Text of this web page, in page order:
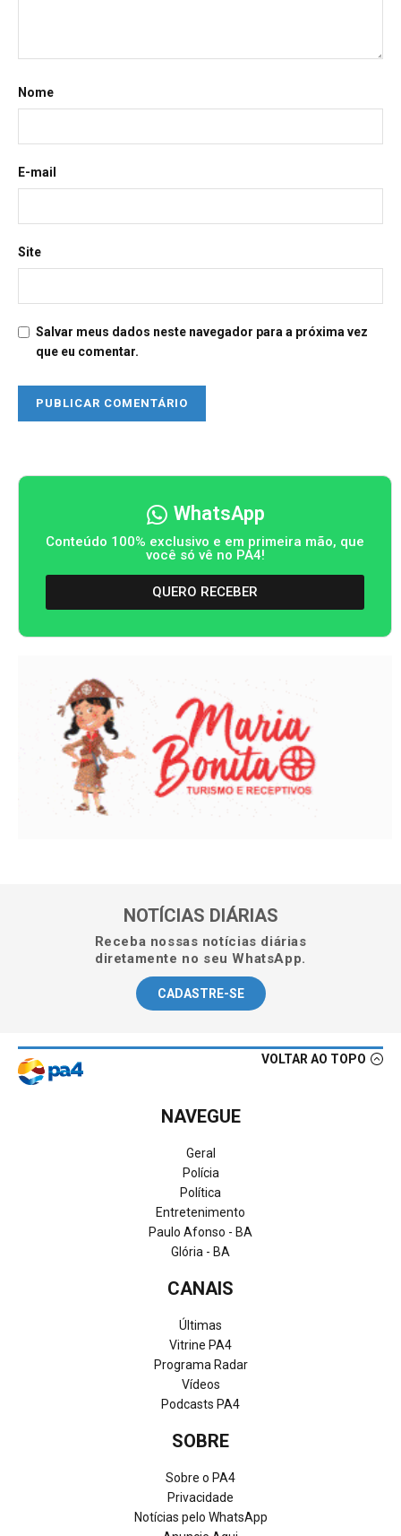
Nome
E-mail
Site
Salvar meus dados neste navegador para a próxima vez
que eu comentar.
WhatsApp
Conteúdo 100% exclusivo e em primeira mão, que
você só vê no PA4!
QUERO RECEBER
NOTÍCIAS DIÁRIAS
Receba nossas notícias diárias
diretamente no seu WhatsApp.
CADASTRE-SE
VOLTAR AO TOPO
NAVEGUE
Geral
Polícia
Política
Entretenimento
Paulo Afonso - BA
Glória - BA
CANAIS
Últimas
Vitrine PA4
Programa Radar
Vídeos
Podcasts PA4
SOBRE
Sobre o PA4
Privacidade
Notícias pelo WhatsApp